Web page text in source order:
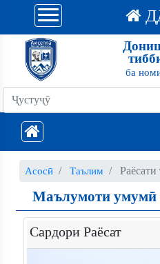
ба
Асосӣ Таълим
Маълумоти умумӣ
Сардори Раёсат